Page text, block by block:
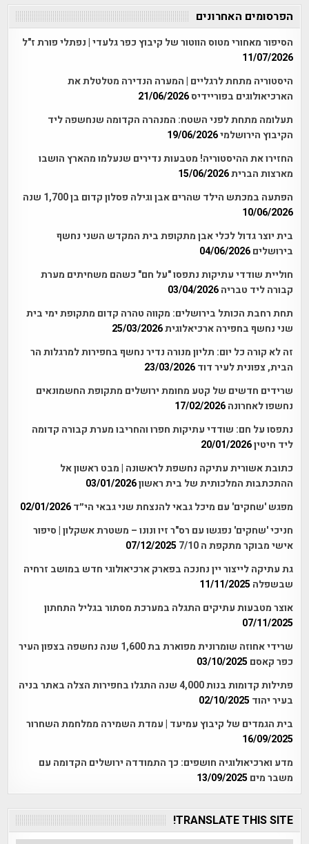
הפרסומים האחרונים
הסיפור מאחורי מטוס הווטור של קיבוץ כפר גלעדי | נפתלי פורת ז"ל
11/07/2026
היסטוריה מתחת לרגליים | המערה הנדירה מטלטלת את
הארכיאולוגים בפוריידיס21/06/2026
תעלומה מתחת לפני השטח: המנהרה הקדומה שנחשפה ליד
הקיבוץ הירושלמי19/06/2026
החזירו את ההיסטוריה! מטבעות נדירים שנעלמו מהארץ הושבו
מארצות הברית15/06/2026
הפתעה במכתש הילד שהרים אבן וגילה פסלון קדום בן 1,700 שנה
10/06/2026
בית יוצר גדול לכלי אבן מתקופת בית המקדש השני נחשף
בירושלים 04/06/2026
חוליית שודדי עתיקות נתפסו "על חם" כשהם משחיתים מערת
קבורה ליד טבריה 03/04/2026
תחת רחבת הכותל בירושלים: מקווה טהרה קדום מתקופת ימי בית
שני נחשף בחפירה ארכיאלוגית25/03/2026
זה לא קורה כל יום: תליון מנורה נדיר נחשף בחפירות למרגלות הר
הבית, צפונית לעיר דוד 23/03/2026
שרידים חדשים של קטע מחומת ירושלים מתקופת החשמונאים
נחשפו לאחרונה 17/02/2026
נתפסו על חם: שודדי עתיקות חפרו והחריבו מערת קבורה קדומה
ליד חיטין20/01/2026
כתובת אשורית עתיקה נחשפת לראשונה | מבט ראשון אל
ההתכתבות המלכותית של בית ראשון03/01/2026
מפגש 'שחקים' עם מיכל גבאי להנצחת שני גבאי הי״ד 02/01/2026
חניכי 'שחקים' נפגשו עם רס"ר זיו ונונו – משטרת אשקלון | סיפור
אישי מבוקר מתקפת ה 7/10
07/12/2025
גת עתיקה לייצור יין נחנכה בפארק ארכיאולוגי חדש במושב זרחיה
שבשפלה 11/11/2025
אוצר מטבעות עתיקים התגלה במערכת מסתור בגליל התחתון
07/11/2025
שרידי אחוזה שומרונית מפוארת בת 1,600 שנה נחשפה בצפון העיר
כפר קאסם 03/10/2025
פתילות קדומות בנות 4,000 שנה התגלו בחפירות הצלה באתר בניה
בעיר יהוד 02/10/2025
בית הגמדים של קיבוץ עמיעד | עמדת השמירה ממלחמת השחרור
16/09/2025
מדע וארכיאולוגיה חושפים: כך התמודדה ירושלים הקדומה עם
משבר מים 13/09/2025
TRANSLATE THIS SITE!